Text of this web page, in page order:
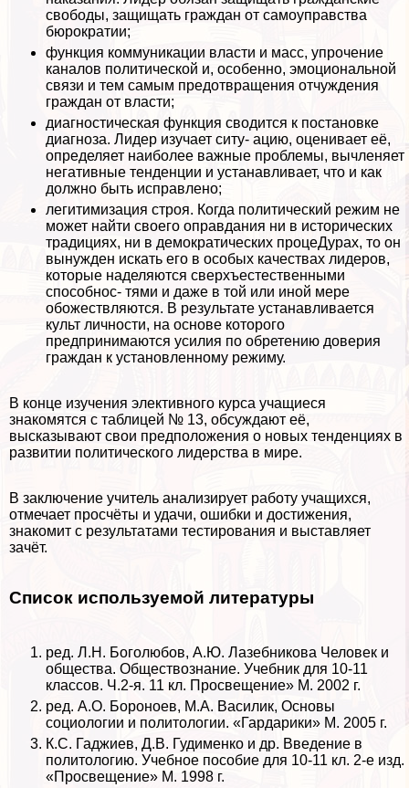
свободы, защищать граждан от самоуправства
бюрократии;
функция коммуникации власти и масс, упрочение
каналов политической и, особенно, эмоциональной
связи и тем самым предотвращения отчуждения
граждан от власти;
диагностическая функция сводится к постановке
диагноза. Лидер изучает ситу- ацию, оценивает её,
определяет наиболее важные проблемы, вычлeняет
негативные тенденции и устанавливает, что и как
должно быть исправлено;
легитимизация строя. Когда политический режим не
может найти своего оправдания ни в исторических
традициях, ни в демократических процеДypaх, то он
вынужден искать его в особых качествах лидеров,
которые наделяются сверхъестественными
способнос- тями и даже в той или иной мере
обожествляются. В результате устанавливается
культ личности, на основе которого
предпринимаются усилия по обретению доверия
граждан к установленному режиму.
В конце изучения элективного курса учащиеся
знакомятся с таблицей № 13, обсуждают её,
высказывают свои предположения о новых тенденциях в
развитии политического лидерства в мире.
В заключение учитель анализирует работу учащихся,
отмечает просчёты и удачи, ошибки и достижения,
знакомит с результатами тестирования и выставляет
зачёт.
Список используемой литературы
ред. Л.Н. Боголюбов, А.Ю. Лазебникова Человек и
общества. Обществознание. Учебник для 10-11
классов. Ч.2-я. 11 кл. Просвещение» М. 2002 г.
ред. А.О. Бороноев, М.А. Василик, Основы
социологии и политологии. «Гардарики» М. 2005 г.
К.С. Гаджиев, Д.В. Гудименко и др. Введение в
политологию. Учебное пособие для 10-11 кл. 2-е изд.
«Просвещение» М. 1998 г.